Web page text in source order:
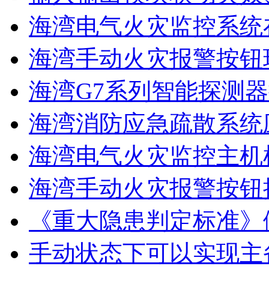
海湾电气火灾监控系统
海湾手动火灾报警按钮
海湾G7系列智能探测
海湾消防应急疏散系统
海湾电气火灾监控主
海湾手动火灾报警按
《重大隐患判定标准
手动状态下可以实现